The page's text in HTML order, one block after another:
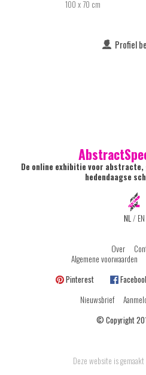
100 x 70 cm
Profiel
De online exhibitie voor
hedendaagse
NL/ EN
Over
Algemene voorwaarden
Pinterest
Nieuwsbrief
© Copyright
Deze website is